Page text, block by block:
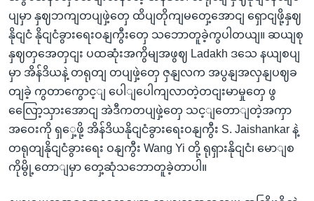
ပျမှာ နှဈဘကျတပျဖှဲ့တှေ ထိပျတိုကျမတှေ့အောငျ ရှောငျဖို့နှဈ
နိုငျငံ နိုငျငံခွားရေးဝနျကွီးတှေ သဘောတူခဲ့ကွပါတယျ။ ဆယျစု
နှဈတှအေတှငျး ပထဆုံးအကွိမျအဖွဈ Ladakh ဒသေ နယျစပျ
မှာ အိန်ဒိယနဲ့ တရုတျ တပျဖှဲ့တှေ ဇှနျလက အပွနျအလှနျပဈခ
တျခဲ့ ကွတာကွောင့ျ ပေါျပေါကျလာတဲ့တငျးမာမှုတှေ ဖွ
လြေော့သှားအောငျ အဲဒီကတပျဖှဲ့တှေ သင့ျတောျတဲ့အကှာ
အဝေးကို ရှှေ့ဖို့ အိန်ဒိယနိုငျငံခွားရေးဝနျကွီး S. Jaishankar နဲ့
တရုတျနိုငျငံခွားရေး ဝနျကွီး Wang Yi တို့ ရုရှားနိုငျငံ၊ မောျစ
ကိုမွို့တောျမှာ တှေ့ဆုံသဘောတူခဲ့တာပါ။